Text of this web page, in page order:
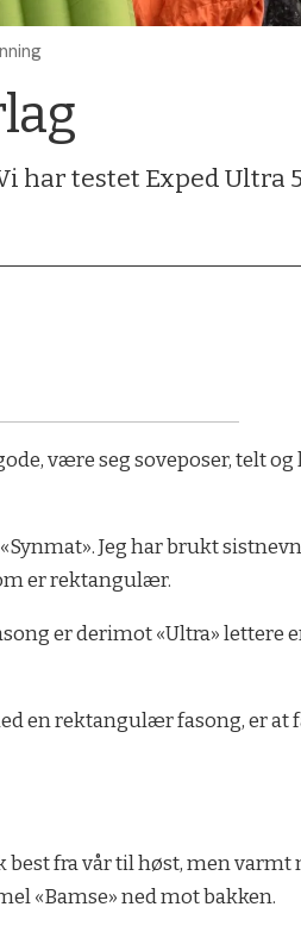
testet Exped Ultra
være seg soveposer, telt
Jeg har brukt
er rektangulær.
er derimot «Ultra» lettere
en rektangulær fasong, er at
fra vår til høst, men varmt
«Bamse» ned mot bakken.